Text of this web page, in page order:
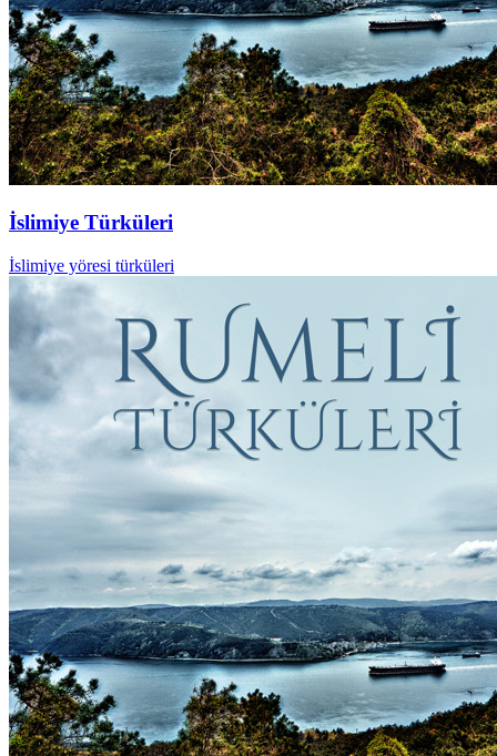
İslimiye Türküleri
İslimiye yöresi türküleri